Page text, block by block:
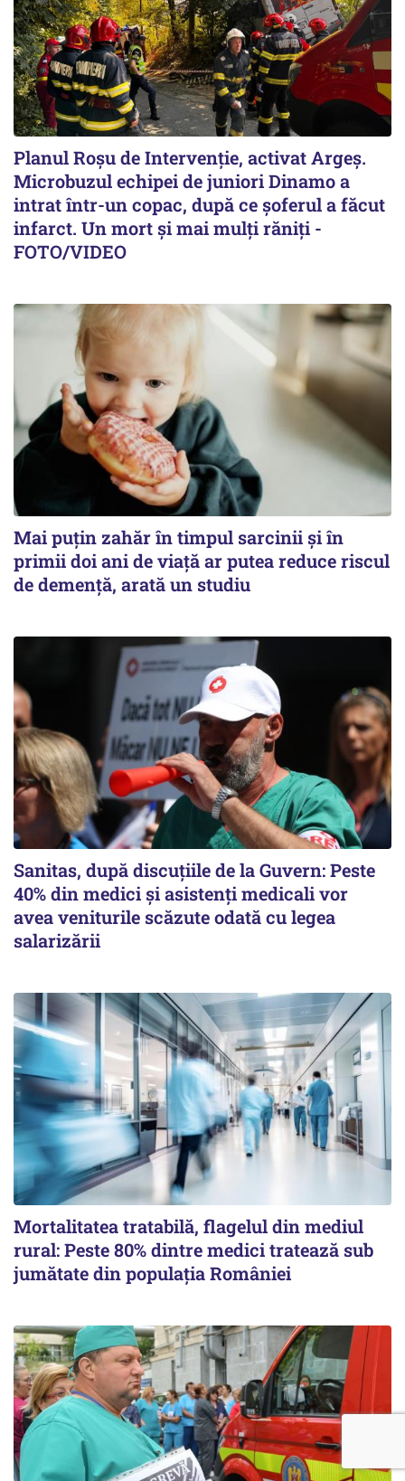
Planul Roşu de Intervenţie, activat Argeş.
Microbuzul echipei de juniori Dinamo a
intrat într-un copac, după ce șoferul a făcut
infarct. Un mort și mai mulți răniți -
FOTO/VIDEO
Mai puțin zahăr în timpul sarcinii și în
primii doi ani de viață ar putea reduce riscul
de demență, arată un studiu
Sanitas, după discuțiile de la Guvern: Peste
40% din medici și asistenți medicali vor
avea veniturile scăzute odată cu legea
salarizării
Mortalitatea tratabilă, flagelul din mediul
rural: Peste 80% dintre medici tratează sub
jumătate din populația României